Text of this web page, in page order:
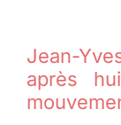
Jean-
après